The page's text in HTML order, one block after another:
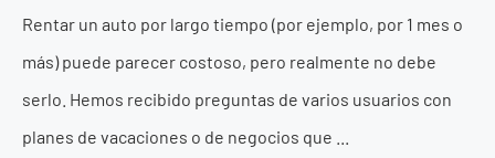
Rentar un auto por largo tiempo (por ejemplo, por 1 mes o
más) puede parecer costoso, pero realmente no debe
serlo. Hemos recibido preguntas de varios usuarios con
planes de vacaciones o de negocios que ...